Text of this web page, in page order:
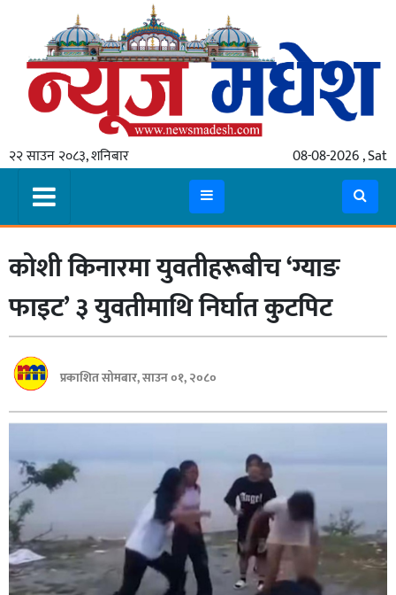
२२ साउन २०८३, शनिबार 08-08-2026 , Sat
गृहपृष्ठ
स्थानीय
प्रदेश
मधेश
प्रदेश
लुम्बिनी
गण्डकी
बागमती
सुदूरपश्चिम
मधेश
विशेष
राजनीति
कोशी किनारमा युवतीहरूबीच ‘ग्याङ
फाइट’ ३ युवतीमाथि निर्घात कुटपिट
प्रकाशित सोमबार, साउन ०१, २०८०